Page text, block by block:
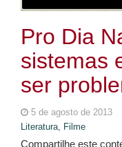
Pro Dia
sistemas
ser
5 de agosto de 2013
Literatura, Filme
Compartilhe este